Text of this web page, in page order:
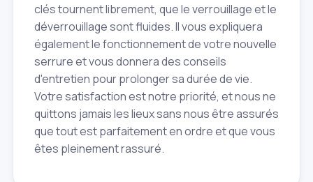
clés tournent librement, que le verrouillage et le
déverrouillage sont fluides. Il vous expliquera
également le fonctionnement de votre nouvelle
serrure et vous donnera des conseils
d'entretien pour prolonger sa durée de vie.
Votre satisfaction est notre priorité, et nous ne
quittons jamais les lieux sans nous être assurés
que tout est parfaitement en ordre et que vous
êtes pleinement rassuré.